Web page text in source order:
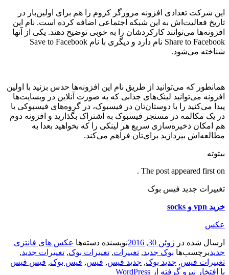
این شرکت تعدادی افزونه مرورگر کروم را هم برای اولین‌بار در
تاریخ فعالیت‌اش به این شبکه اجتماعی اضافه کرده است. نام این
افزونه‌ها می‌توانند کارکردشان را به خوبی توضیح دهند. یکی از آنها
Share to Facebook نام دارد و دیگری با نام Save to Facebook
شناخته می‌شود.
همانطور که می‌توانید از طریق نام این افزونه‌ها حدس بزنید با اولین
افزونه می‌توانید لینک‌های جذابی که به صورت آنلاین در وبسایت‌‌ها
پیدا می‌کنید را با دوستان‌تان در فیسبوک، در گروه‌های فیسبوکی یا
در یک مکالمه در مسنجر فیسبوک به اشتراک بگذارید و افزونه دوم
هم امکان ذخیره‌سازی سریع هر لینکی را که بخواهید بعدا به
مطالعه‌اش بپردازید برای‌تان فراهم می‌کند.
بیتوته
The post appeared first on .
تغییرات جدید فیس بوک
خرید vpn و socks
عکس
ارسال شده در ژوئن 30, 2016 نویسنده دسته‌ها عکس های فانتزی
جدیدبرچسب‌ها بوک جدید, تغییرات, تغییرات بوک, تغییرات جدید,
تغییرات فیس, جدید بوک, جدید فیس, فیس, فیس بوک, فیس فیس
با افتخار نیرو گرفته از WordPress